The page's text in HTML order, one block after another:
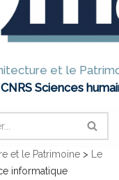
et le
Sciences
et le Patrimoine >
Le
informatique